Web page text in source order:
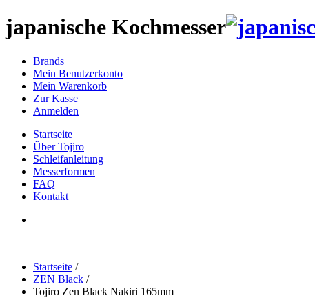
japanische Kochmesser
Brands
Mein Benutzerkonto
Mein Warenkorb
Zur Kasse
Anmelden
Startseite
Über Tojiro
Schleifanleitung
Messerformen
FAQ
Kontakt
Startseite /
ZEN Black /
Tojiro Zen Black Nakiri 165mm